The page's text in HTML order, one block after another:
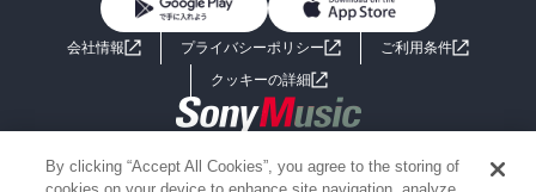
ライトノベル 男子向けラノベ
小説
海外小説
ミステリー SF
よくあるご質問 お問い合わせ
会社情報 プライバシーポリシー
ご利用条件
クッキーの詳細
Copyright 2017 - 2026 Sony Music Entertainment(Japan) Inc.
Information on the site is for the Japan domestic market only
By clicking “Accept All Cookies”, you agree to the storing of